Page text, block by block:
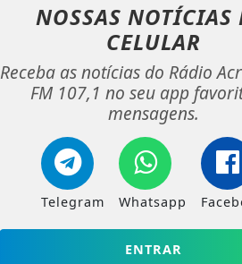
NOSSAS NOTÍCIAS
CELULAR
Receba as notícias do Rádio
FM 107,1 no seu app
mensagens.
Telegram Whatsapp
ENTRAR